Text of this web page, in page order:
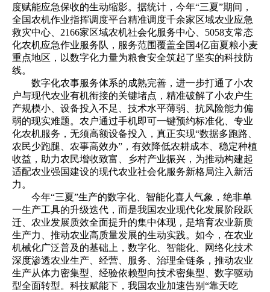
度赋能应急保收的生动缩影。据统计，今年“三夏”期间，
全国农机作业指挥调度平台精准调度千余家区域农业应急
救灾中心、2166家区域农机社会化服务中心、5058支常态
化农机应急作业服务队，服务范围覆盖全国4亿亩夏粮小麦
重点地区，以数字化力量为粮食安全筑起了坚实的科技防
线。
数字化农事服务体系的成熟完善，进一步打通了小农
户与现代农业有机衔接的关键堵点，精准破解了小农户生
产规模小、设备投入不足、技术水平薄弱、抗风险能力偏
弱的现实难题。农户通过手机即可一键预约标准化、专业
化农机服务，无须高额设备投入，真正实现“数据多跑路、
农民少跑腿、农事高效办”，有效降低农耕成本、稳定种植
收益，助力农民增收致富、乡村产业振兴，为推动构建起
适配农业强国建设的现代农业社会化服务新格局注入新活
力。
今年“三夏”生产的数字化、智能化喜人气象，绝非单
一生产工具的升级迭代，而是我国农业现代化发展阶段跃
迁、农业发展质效全面提升的集中体现，是培育农业新质
生产力、推动农业高质量发展的生动实践。如今，在农业
机械化广泛普及的基础上，数字化、智能化、网络化技术
深度渗透农业生产、经营、服务、治理全链条，推动农业
生产从体力密集型、经验依赖型向技术密集型、数字驱动
型全面转型。科技赋能下，我国农业加速告别“靠天吃